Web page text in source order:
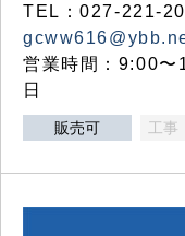
TEL：027-221-
営業時間：9:00〜
日
販売可 工事